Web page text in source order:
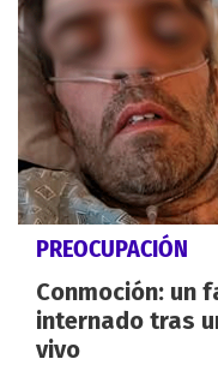
PREOCUPACIÓN
Conmoción: un
internado tras
vivo